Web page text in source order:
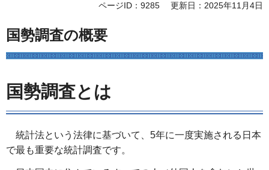
ページID：9285 更新日：2025年11月4日
国勢調査の概要
国勢調査とは
統計法という法律に基づいて、5年に一度実施される日本
で最も重要な統計調査です。